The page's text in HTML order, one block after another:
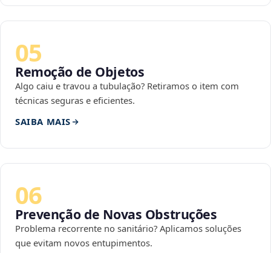
05
Remoção de Objetos
Algo caiu e travou a tubulação? Retiramos o item com
técnicas seguras e eficientes.
SAIBA MAIS
06
Prevenção de Novas Obstruções
Problema recorrente no sanitário? Aplicamos soluções
que evitam novos entupimentos.